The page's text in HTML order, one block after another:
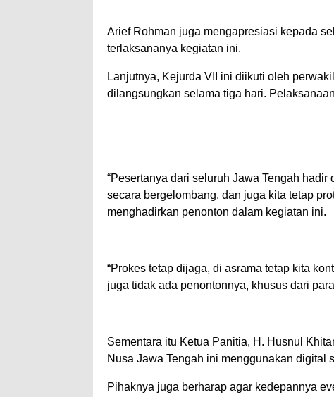
Arief Rohman juga mengapresiasi kepada
terlaksananya kegiatan ini.
Lanjutnya, Kejurda VII ini diikuti oleh
dilangsungkan selama tiga hari.
“Pesertanya dari seluruh Jawa Tengah
secara bergelombang, dan juga kita tetap
menghadirkan penonton dalam kegiatan ini.
“Prokes tetap dijaga, di asrama tetap kita
juga tidak ada penontonnya, khusus dari
Sementara itu Ketua Panitia, H. Husnul
Nusa Jawa Tengah ini menggunakan digital
Pihaknya juga berharap agar kedepannya